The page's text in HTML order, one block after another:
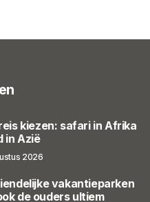
kiezen: safari in Afrika
in Azië
2026
vakantieparken
de ouders ultiem